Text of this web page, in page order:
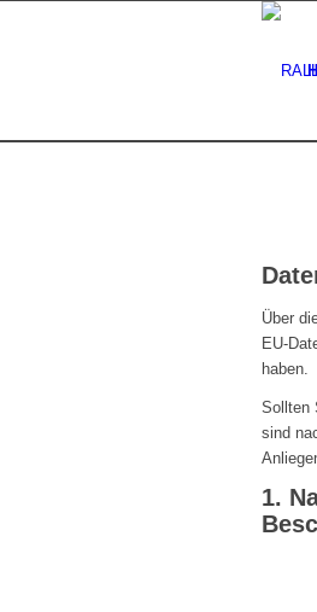
Über
EU-
haben.
Sollten
sind
1.